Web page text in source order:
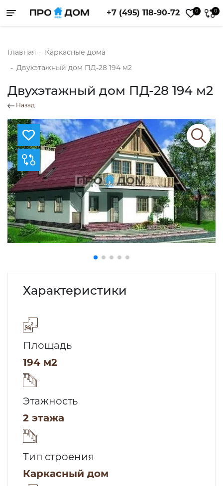
Toggle navigation +7 (495) 118-90-72 0 0
Главная - Каркасные дома
- Двухэтажный дом ПД-28 194 м2
Двухэтажный дом ПД-28 194 м2
Назад
Характеристики
Площадь
194 м2
Этажность
2 этажа
Тип строения
Каркасный дом